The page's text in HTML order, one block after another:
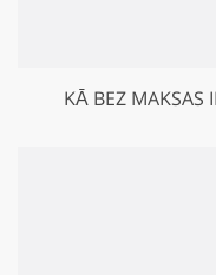
KĀ BEZ MAKSAS